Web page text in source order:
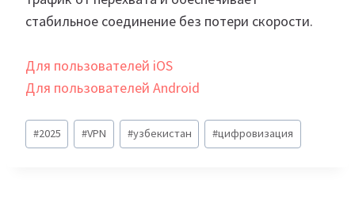
стабильное соединение без потери скорости.
Для пользователей iOS
Для пользователей Android
Метки
записи:
#2025 #VPN #узбекистан #цифровизация